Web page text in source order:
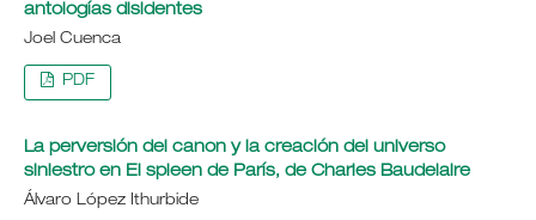
antologías disidentes
Joel Cuenca
PDF
La perversión del canon y la creación del universo
siniestro en El spleen de París, de Charles Baudelaire
Álvaro López Ithurbide